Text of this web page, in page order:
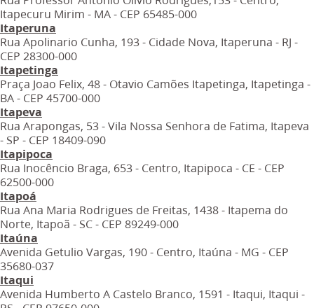
Itapecuru Mirim - MA - CEP 65485-000
Itaperuna
Rua Apolinario Cunha, 193 - Cidade Nova, Itaperuna - RJ -
CEP 28300-000
Itapetinga
Praça Joao Felix, 48 - Otavio Camões Itapetinga, Itapetinga -
BA - CEP 45700-000
Itapeva
Rua Arapongas, 53 - Vila Nossa Senhora de Fatima, Itapeva
- SP - CEP 18409-090
Itapipoca
Rua Inocêncio Braga, 653 - Centro, Itapipoca - CE - CEP
62500-000
Itapoá
Rua Ana Maria Rodrigues de Freitas, 1438 - Itapema do
Norte, Itapoã - SC - CEP 89249-000
Itaúna
Avenida Getulio Vargas, 190 - Centro, Itaúna - MG - CEP
35680-037
Itaqui
Avenida Humberto A Castelo Branco, 1591 - Itaqui, Itaqui -